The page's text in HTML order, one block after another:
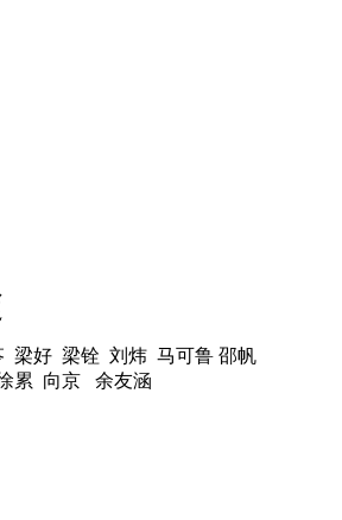
梁好 梁铨 刘炜 马可鲁 邵帆
累 向京 余友涵